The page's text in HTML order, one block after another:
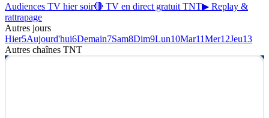
Audiences TV hier soir🔴 TV en direct gratuit TNT▶ Replay &
rattrapage
Autres jours
Hier5Aujourd'hui6Demain7Sam8Dim9Lun10Mar11Mer12Jeu13
Autres chaînes TNT